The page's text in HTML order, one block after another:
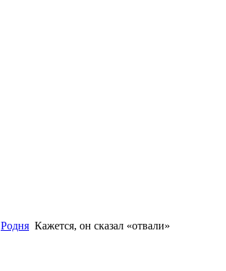
Родня Кажется, он сказал «отвали»